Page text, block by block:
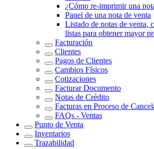
¿Cómo re-imprimir una
Panel de una nota de venta
Listado de notas de venta,
listas para obtener mayor
Facturación
Clientes
Pagos de Clientes
Cambios Físicos
Cotizaciones
Facturar Documento
Notas de Crédito
Facturas en Proceso de
FAQs - Ventas
Punto de Venta
Inventarios
Trazabilidad